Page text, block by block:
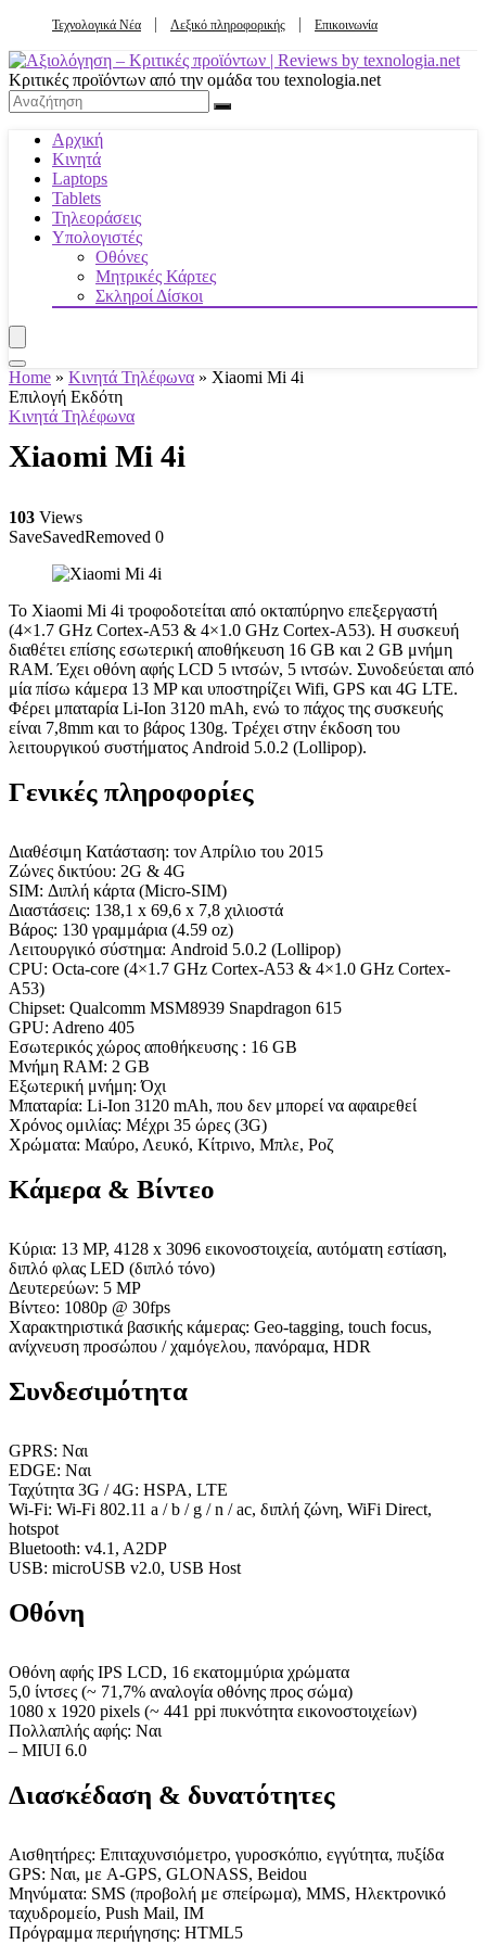
Τεχνολογικά Νέα Λεξικό πληροφορικής Επικοινωνία
Κριτικές προϊόντων από την ομάδα του texnologia.net
Αρχική
Κινητά
Laptops
Tablets
Τηλεοράσεις
Υπολογιστές
Οθόνες
Μητρικές Κάρτες
Σκληροί Δίσκοι
Home » Κινητά Τηλέφωνα » Xiaomi Mi 4i
Επιλογή Εκδότη
Κινητά Τηλέφωνα
Xiaomi Mi 4i
103 Views
SaveSavedRemoved 0
Το Xiaomi Mi 4i τροφοδοτείται από οκταπύρηνο επεξεργαστή
(4×1.7 GHz Cortex-A53 & 4×1.0 GHz Cortex-A53). Η συσκευή
διαθέτει επίσης εσωτερική αποθήκευση 16 GB και 2 GB μνήμη
RAM. Έχει οθόνη αφής LCD 5 ιντσών, 5 ιντσών. Συνοδεύεται από
μία πίσω κάμερα 13 MP και υποστηρίζει Wifi, GPS και 4G LTE.
Φέρει μπαταρία Li-Ion 3120 mAh, ενώ το πάχος της συσκευής
είναι 7,8mm και το βάρος 130g. Τρέχει στην έκδοση του
λειτουργικού συστήματος Android 5.0.2 (Lollipop).
Γενικές πληροφορίες
Διαθέσιμη Κατάσταση: τον Απρίλιο του 2015
Ζώνες δικτύου: 2G & 4G
SIM: Διπλή κάρτα (Micro-SIM)
Διαστάσεις: 138,1 x 69,6 x 7,8 χιλιοστά
Βάρος: 130 γραμμάρια (4.59 oz)
Λειτουργικό σύστημα: Android 5.0.2 (Lollipop)
CPU: Octa-core (4×1.7 GHz Cortex-A53 & 4×1.0 GHz Cortex-
A53)
Chipset: Qualcomm MSM8939 Snapdragon 615
GPU: Adreno 405
Εσωτερικός χώρος αποθήκευσης : 16 GB
Μνήμη RAM: 2 GB
Εξωτερική μνήμη: Όχι
Μπαταρία: Li-Ion 3120 mAh, που δεν μπορεί να αφαιρεθεί
Χρόνος ομιλίας: Μέχρι 35 ώρες (3G)
Χρώματα: Μαύρο, Λευκό, Κίτρινο, Μπλε, Ροζ
Κάμερα & Βίντεο
Κύρια: 13 MP, 4128 x 3096 εικονοστοιχεία, αυτόματη εστίαση,
διπλό φλας LED (διπλό τόνο)
Δευτερεύων: 5 MP
Βίντεο: 1080p @ 30fps
Χαρακτηριστικά βασικής κάμερας: Geo-tagging, touch focus,
ανίχνευση προσώπου / χαμόγελου, πανόραμα, HDR
Συνδεσιμότητα
GPRS: Ναι
EDGE: Ναι
Ταχύτητα 3G / 4G: HSPA, LTE
Wi-Fi: Wi-Fi 802.11 a / b / g / n / ac, διπλή ζώνη, WiFi Direct,
hotspot
Bluetooth: v4.1, A2DP
USB: microUSB v2.0, USB Host
Οθόνη
Οθόνη αφής IPS LCD, 16 εκατομμύρια χρώματα
5,0 ίντσες (~ 71,7% αναλογία οθόνης προς σώμα)
1080 x 1920 pixels (~ 441 ppi πυκνότητα εικονοστοιχείων)
Πολλαπλής αφής: Ναι
– MIUI 6.0
Διασκέδαση & δυνατότητες
Αισθητήρες: Επιταχυνσιόμετρο, γυροσκόπιο, εγγύτητα, πυξίδα
GPS: Ναι, με A-GPS, GLONASS, Beidou
Μηνύματα: SMS (προβολή με σπείρωμα), MMS, Ηλεκτρονικό
ταχυδρομείο, Push Mail, IM
Πρόγραμμα περιήγησης: HTML5